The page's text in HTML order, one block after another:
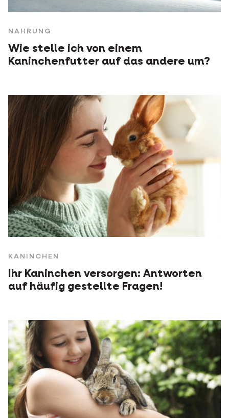
NAHRUNG
Wie stelle ich von einem
Kaninchenfutter auf das andere um?
KANINCHEN
Ihr Kaninchen versorgen: Antworten
auf häufig gestellte Fragen!